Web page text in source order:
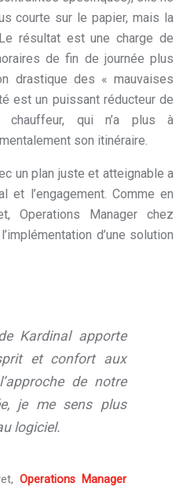
courte sur le papier, mais la
résultat est une charge de
de fin de journée plus
drastique des « mauvaises
est un puissant réducteur de
qui n’a plus à
son itinéraire.
un plan juste et atteignable a
l’engagement. Comme en
Operations Manager chez
d’une solution
Kardinal apporte
et confort aux
de notre
je me sens plus
logiciel.
Operations Manager